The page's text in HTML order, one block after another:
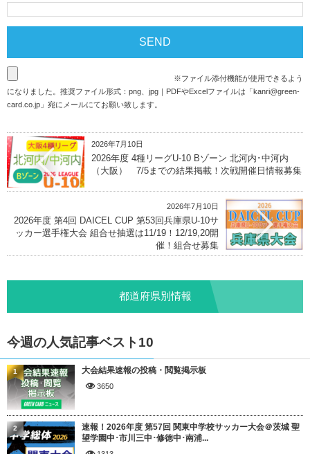
※ファイル添付機能が使用できるよう
になりました。推奨ファイル形式：png、jpg｜PDFやExcelファイルは「kanri@green-
card.co.jp 」宛にメールにてお願い致します。
2026年7月10日
2026年度 4種リーグU-10 Bゾーン 北河内･中河内
（大阪） 7/5までの結果掲載！次戦開催日情報募集
2026年7月10日
2026年度 第4回 DAICEL CUP 第53回兵庫県U-10サ
ッカー選手権大会 組合せ抽選は11/19！12/19,20開
催！組合せ募集
都道府県別情報
今週の人気記事ベスト10
大会結果速報の投稿・閲覧掲示板
3650
1
速報！2026年度 第57回 関東中学校サッカー大会＠茨城 聖
望学園中･市川三中･修徳中･南浦...
2